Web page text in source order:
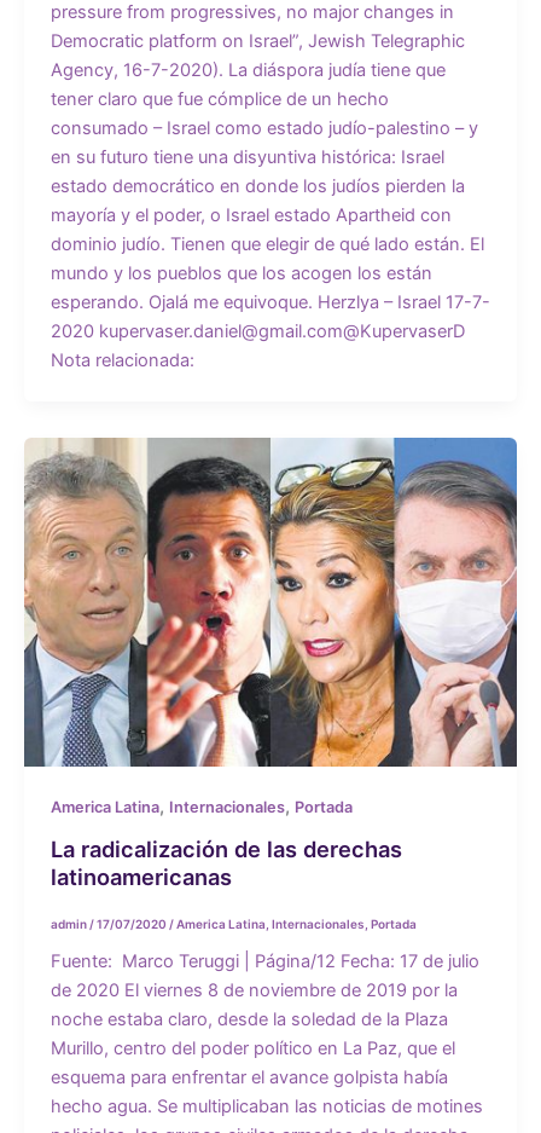
pressure from progressives, no major changes in
Democratic platform on Israel”, Jewish Telegraphic
Agency, 16-7-2020). La diáspora judía tiene que
tener claro que fue cómplice de un hecho
consumado – Israel como estado judío-palestino – y
en su futuro tiene una disyuntiva histórica: Israel
estado democrático en donde los judíos pierden la
mayoría y el poder, o Israel estado Apartheid con
dominio judío. Tienen que elegir de qué lado están. El
mundo y los pueblos que los acogen los están
esperando. Ojalá me equivoque. Herzlya – Israel 17-7-
2020 kupervaser.daniel@gmail.com@KupervaserD
Nota relacionada:
America Latina, Internacionales, Portada
La radicalización de las derechas
latinoamericanas
admin /17/07/2020 /America Latina Internacionales Portada
Fuente: Marco Teruggi | Página/12 Fecha: 17 de julio
de 2020 El viernes 8 de noviembre de 2019 por la
noche estaba claro, desde la soledad de la Plaza
Murillo, centro del poder político en La Paz, que el
esquema para enfrentar el avance golpista había
hecho agua. Se multiplicaban las noticias de motines